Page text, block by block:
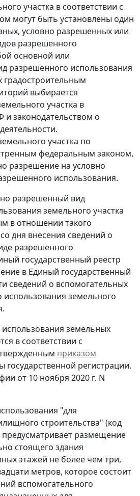
участка в соответствии с
могут быть установлены один
условно разрешенных или
разрешенного
основной или
разрешенного использования
градостроительным
выбирается
участка в
и законодательством о
участка по
федеральным законом,
разрешение на условно
использования.
разрешенный вид
земельного участка
в отношении такого
дня внесения сведений о
разрешенного
государственный реестр
в Единый государственный
сведений о вспомогательных
использования земельного
земельных
в соответствии с
приказом
регистрации,
от 10 ноября 2020 г. N
"для
строительства" (код
предусматривает размещение
стоящего здания
этажей не более чем три,
метров, которое состоит
вспомогательного